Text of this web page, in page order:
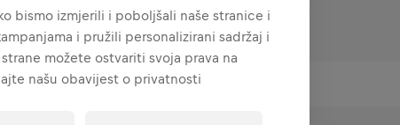
100% iznosa tvoje donacije bit
leđne moždine.
bismo izmjerili i poboljšali naše stranice i
i pružili personalizirani sadržaj i
možete ostvariti svoja prava na
našu obavijest o privatnosti